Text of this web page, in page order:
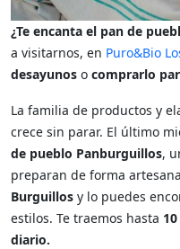
¿Te encanta el pan de
a visitarnos, en Puro&Bio
desayunos o comprarlo
La familia de productos y
crece sin parar. El último
de pueblo Panburguillos,
preparan de forma
Burguillos y lo puedes
estilos. Te traemos hasta
diario.